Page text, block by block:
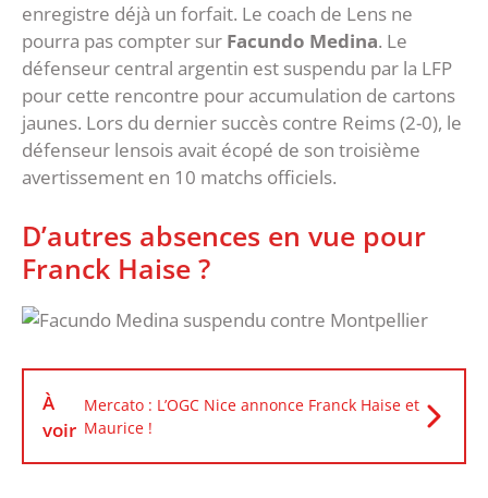
enregistre déjà un forfait. Le coach de Lens ne
pourra pas compter sur Facundo Medina. Le
défenseur central argentin est suspendu par la LFP
pour cette rencontre pour accumulation de cartons
jaunes. Lors du dernier succès contre Reims (2-0), le
défenseur lensois avait écopé de son troisième
avertissement en 10 matchs officiels.
D’autres absences en vue pour
Franck Haise ?
À
voir
Mercato : L’OGC Nice annonce Franck Haise et
Maurice !